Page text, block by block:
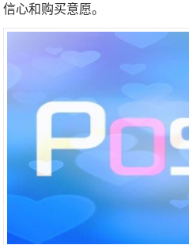
信心和购买意愿。